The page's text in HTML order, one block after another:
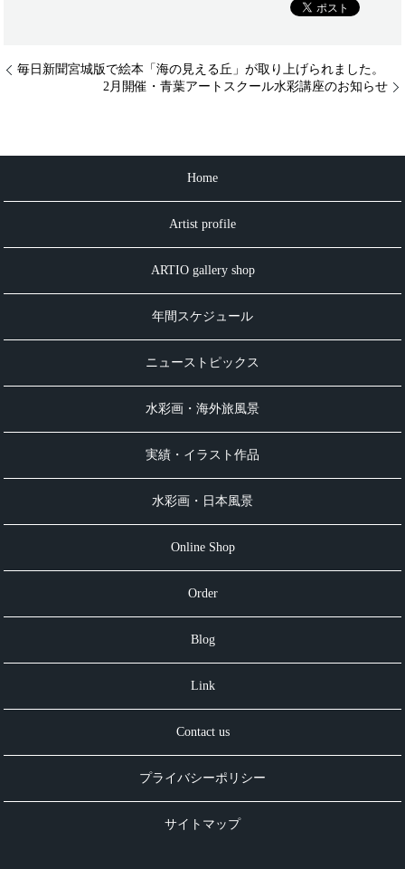
毎日新聞宮城版で絵本「海の見える丘」が取り上げられました。
2月開催・青葉アートスクール水彩講座のお知らせ
Home
Artist profile
ARTIO gallery shop
年間スケジュール
ニューストピックス
水彩画・海外旅風景
実績・イラスト作品
水彩画・日本風景
Online Shop
Order
Blog
Link
Contact us
プライバシーポリシー
サイトマップ